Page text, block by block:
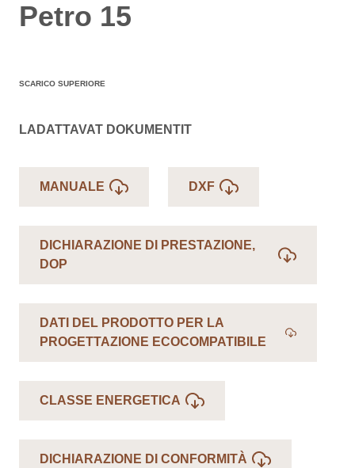
Petro 15
SCARICO SUPERIORE
LADATTAVAT DOKUMENTIT
MANUALE DXF
DICHIARAZIONE DI PRESTAZIONE,
DOP
DATI DEL PRODOTTO PER LA
PROGETTAZIONE ECOCOMPATIBILE
CLASSE ENERGETICA
DICHIARAZIONE DI CONFORMITÀ